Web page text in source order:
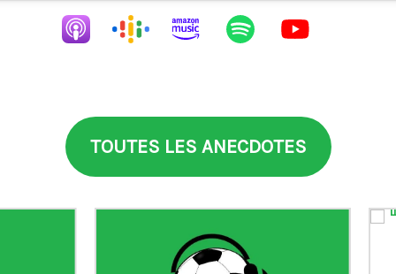
TOUTES LES ANECDOTES